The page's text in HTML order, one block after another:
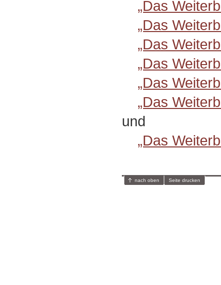
„Das
„Das
„Das
„Das
„Das
„Das
und
„Das
nach oben Seite drucken